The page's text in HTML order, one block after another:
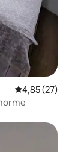
4,85 de uma
4,85 (27)